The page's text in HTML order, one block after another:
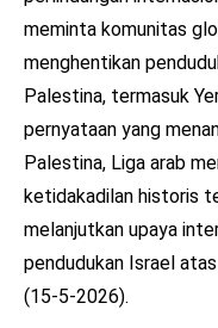
meminta komunitas
menghentikan
Palestina, termasuk
pernyataan yang
Palestina, Liga arab
ketidakadilan historis
melanjutkan upaya
pendudukan Israel
(15-5-2026).